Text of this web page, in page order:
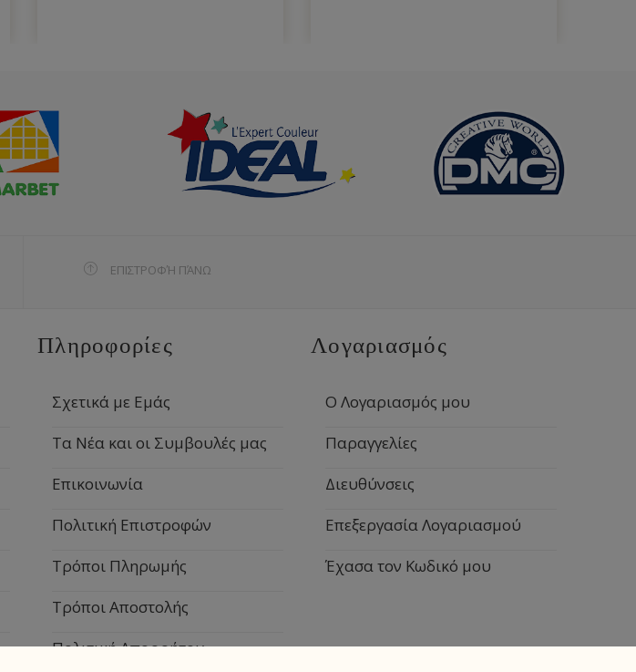
ΕΠΙΣΤΡΟΦΉ ΠΆΝΩ
Πληροφορίες
Σχετικά με Εμάς
Τα Νέα και οι Συμβουλές μας
Επικοινωνία
Πολιτική Επιστροφών
Τρόποι Πληρωμής
Τρόποι Αποστολής
Πολιτική Απορρήτου
Λογαριασμός
Ο Λογαριασμός μου
Παραγγελίες
Διευθύνσεις
Επεξεργασία Λογαριασμού
Έχασα τον Κωδικό μου